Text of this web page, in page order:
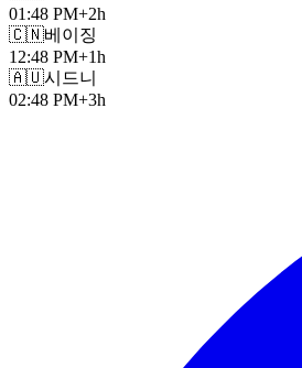
01:48 PM+2h
🇨🇳베이징
12:48 PM+1h
🇦🇺시드니
02:48 PM+3h